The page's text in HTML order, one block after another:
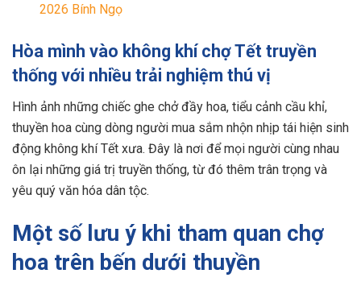
2026 Bính Ngọ
Hòa mình vào không khí chợ Tết truyền
thống với nhiều trải nghiệm thú vị
Hình ảnh những chiếc ghe chở đầy hoa, tiểu cảnh cầu khỉ,
thuyền hoa cùng dòng người mua sắm nhộn nhịp tái hiện sinh
động không khí Tết xưa. Đây là nơi để mọi người cùng nhau
ôn lại những giá trị truyền thống, từ đó thêm trân trọng và
yêu quý văn hóa dân tộc.
Một số lưu ý khi tham quan chợ
hoa trên bến dưới thuyền